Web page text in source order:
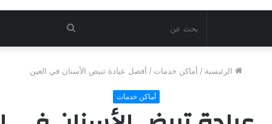
بحث
الرئيسية / أماكن خدمات / أفضل عيادة تبيض الأسنان في العين
أماكن خدمات